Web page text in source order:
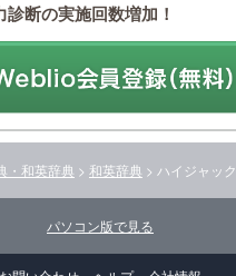
診断の実施回数増加！
・和英辞典 > 和英辞典 > ハイジャック
パソコン版で見る